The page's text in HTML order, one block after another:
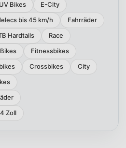
Bikes
E-City
bis 45 km/h
Fahrräder
Hardtails
Race
Fitnessbikes
Crossbikes
City
Zoll